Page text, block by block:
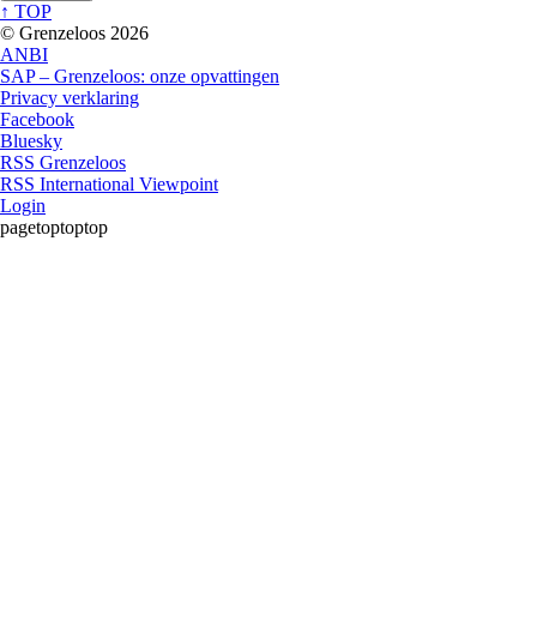
↑ TOP
© Grenzeloos 2026
ANBI
SAP – Grenzeloos: onze opvattingen
Privacy verklaring
Facebook
Bluesky
RSS Grenzeloos
RSS International Viewpoint
Login
pagetoptoptop